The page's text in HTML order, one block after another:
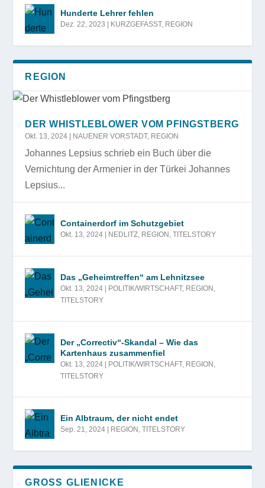
Hunderte Lehrer fehlen
Dez. 22, 2023 KURZGEFASST, REGION
REGION
DER WHISTLEBLOWER VOM PFINGSTBERG
Okt. 13, 2024 NAUENER VORSTADT, REGION
Johannes Lepsius schrieb ein Buch über die
Vernichtung der Armenier in der Türkei Johannes
Lepsius...
Containerdorf im Schutzgebiet
Okt. 13, 2024 NEDLITZ, REGION ,TITELSTORY
Das „Geheimtreffen“ am Lehnitzsee
Okt. 13, 2024 POLITIK/WIRTSCHAFT, REGION ,
TITELSTORY
Der „Correctiv“-Skandal – Wie das
Kartenhaus zusammenfiel
Okt. 13, 2024 POLITIK/WIRTSCHAFT, REGION ,
TITELSTORY
Ein Albtraum, der nicht endet
Sep. 21, 2024 REGION ,TITELSTORY
GROSS GLIENICKE